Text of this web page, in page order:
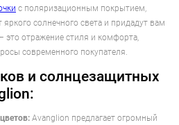
с поляризационным покрытием,
солнечного света и придадут вам
отражение стиля и комфорта,
современного покупателя.
и солнцезащитных
Avanglion предлагает огромный